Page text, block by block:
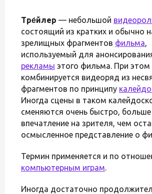
Тре́йлер — небольшой
состоящий из кратких и обычно
зрелищных фрагментов фильма,
используемый для
рекламы этого фильма. При этом
комбинируется видеоряд из
фрагментов по принципу
Иногда сцены в таком
сменяются очень быстро,
впечатление на зрителя, чем
осмысленное представление о
Термин применяется и по
компьютерным играм.
Иногда достаточно